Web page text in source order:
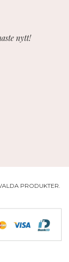
nytt!
PRODUKTER.